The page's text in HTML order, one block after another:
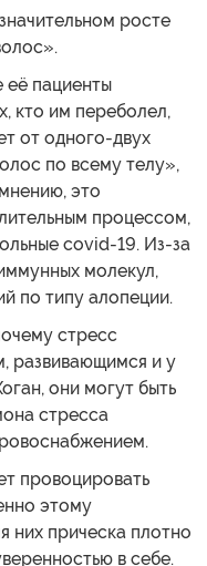
росте
её пациенты
кто им переболел,
от одного-двух
по всему телу»,
это
процессом,
covid-19. Из-за
молекул,
по типу алопеции.
стресс
развивающимся и у
они могут быть
стресса
провоцировать
этому
них прическа плотно
в себе.